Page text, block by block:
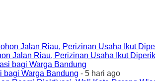
Jalan Riau, Perizinan Usaha Ikut
bagi Warga Bandung - 5 hari ago